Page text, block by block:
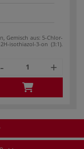
Gemisch aus: 5-Chlor-
isothiazol-3-on (3:1).
- +